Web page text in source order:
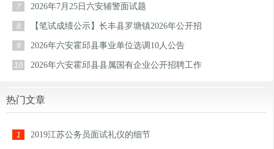
7 2026年7月25日六安辅警面试题
8 【笔试成绩公示】长丰县罗塘镇2026年公开招
9 2026年六安霍邱县事业单位选调10人公告
10 2026年六安霍邱县县属国有企业公开招聘工作
热门文章
1 2019江苏公务员面试礼仪的细节